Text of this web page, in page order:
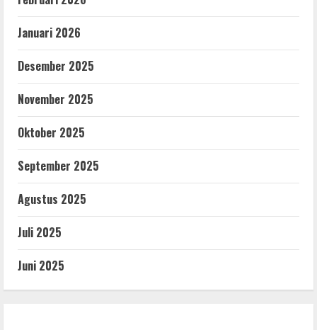
Januari 2026
Desember 2025
November 2025
Oktober 2025
September 2025
Agustus 2025
Juli 2025
Juni 2025